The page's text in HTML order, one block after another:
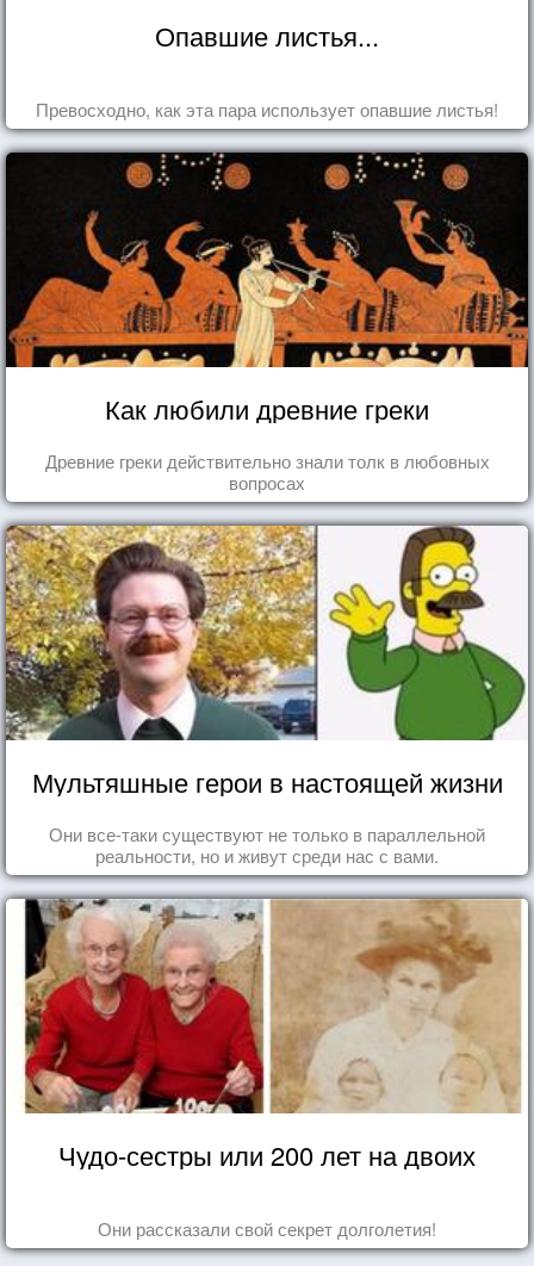
Опавшие листья...
Превосходно, как эта пара использует опавшие листья!
Как любили древние греки
Древние греки действительно знали толк в любовных
вопросах
Мультяшные герои в настоящей жизни
Они все-таки существуют не только в параллельной
реальности, но и живут среди нас с вами.
Чудо-сестры или 200 лет на двоих
Они рассказали свой секрет долголетия!